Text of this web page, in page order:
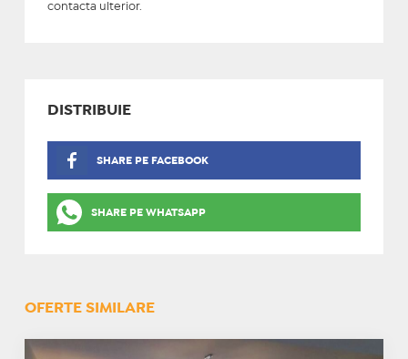
contacta ulterior.
DISTRIBUIE
SHARE PE FACEBOOK
SHARE PE WHATSAPP
OFERTE SIMILARE